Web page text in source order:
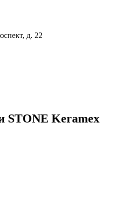
д. 22
STONE Keramex